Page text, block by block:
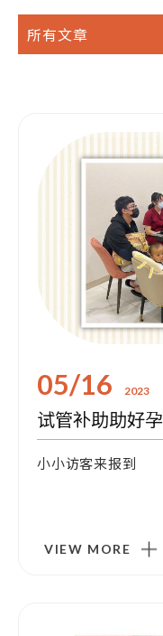
所有文章
05/16 2023
试管补助助好孕
小小访客来报到
VIEW MORE